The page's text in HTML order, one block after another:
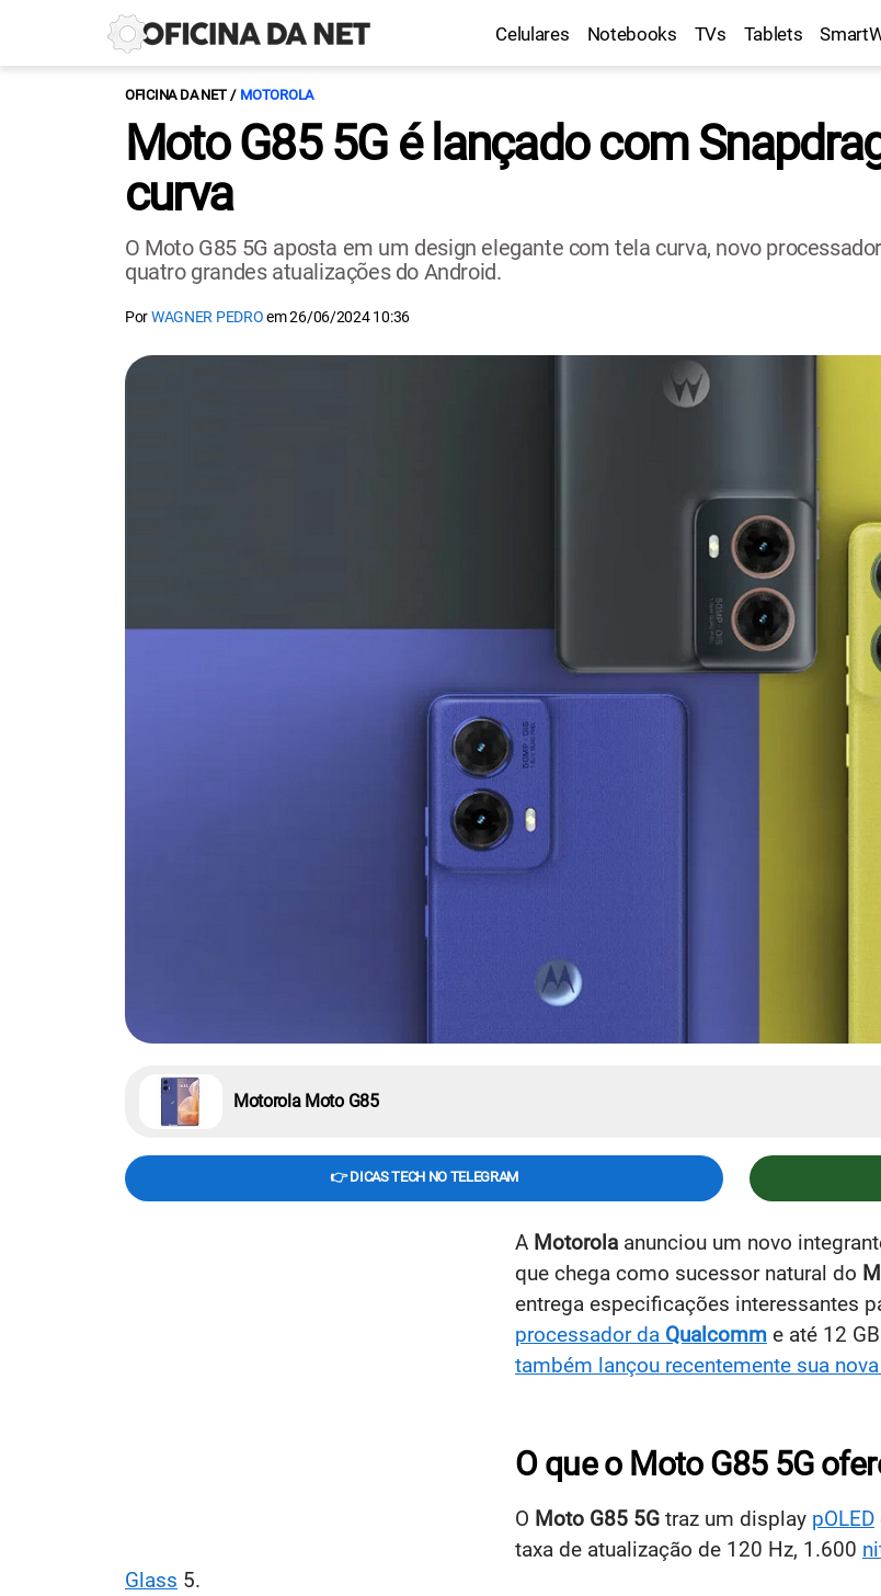
Celulares Notebooks TVs Tablets
OFICINA DA NET MOTOROLA
Moto G85 5G é lançado com
curva
O Moto G85 5G aposta em um design elegante com tela curva, novo
quatro grandes atualizações do Android.
PorWAGNER PEDROem26/06/2024 10:36
Motorola Moto G85
👉 DICAS TECH NO TELEGRAM
A Motorola anunciou um novo
que chega como sucessor natural do
entrega especificações interessantes
processador da Qualcomm e até 12
também lançou recentemente sua
O que o Moto G85 5G
O Moto G85 5G traz um display pOLED
taxa de atualização de 120 Hz, 1.600
Glass 5.